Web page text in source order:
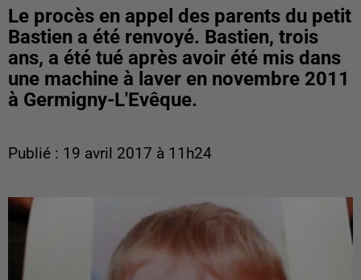
Le procès en appel des parents du petit
Bastien a été renvoyé. Bastien, trois
ans, a été tué après avoir été mis dans
une machine à laver en novembre 2011
à Germigny-L'Evêque.
Publié : 19 avril 2017 à 11h24